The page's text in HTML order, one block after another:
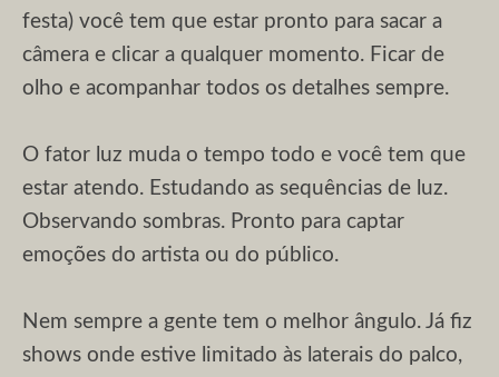
festa) você tem que estar pronto para sacar a
câmera e clicar a qualquer momento. Ficar de
olho e acompanhar todos os detalhes sempre.
O fator luz muda o tempo todo e você tem que
estar atendo. Estudando as sequências de luz.
Observando sombras. Pronto para captar
emoções do artista ou do público.
Nem sempre a gente tem o melhor ângulo. Já fiz
shows onde estive limitado às laterais do palco,